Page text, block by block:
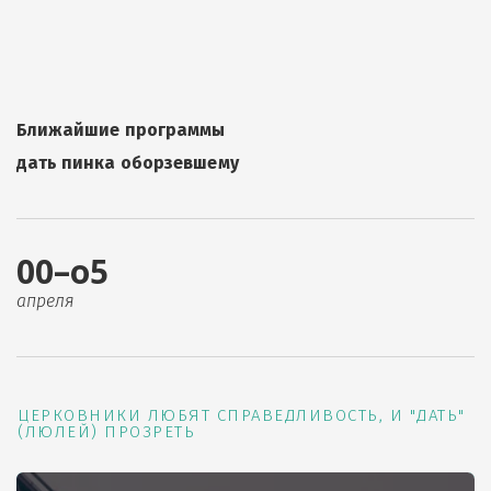
Ближайшие программы
дать пинка оборзевшему
00–о5
апреля
ЦЕРКОВНИКИ ЛЮБЯТ СПРАВЕДЛИВОСТЬ, И "ДАТЬ"
(ЛЮЛЕЙ) ПРОЗРЕТЬ